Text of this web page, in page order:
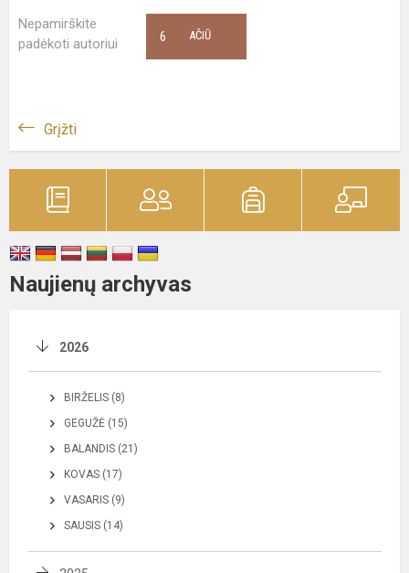
Nepamirškite
padėkoti autoriui
AČIŪ
6
Grįžti
Naujienų archyvas
2026
BIRŽELIS (8)
GEGUŽĖ (15)
BALANDIS (21)
KOVAS (17)
VASARIS (9)
SAUSIS (14)